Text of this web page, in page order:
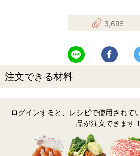
3,695
LINEで送る
注文できる材料
ログインすると、レシピで使用されて
品が注文できます！